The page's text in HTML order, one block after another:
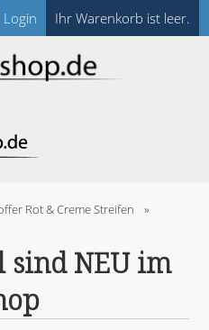
Ihr Warenkorb ist leer.
Login
Rot & Creme Streifen »
sind NEU im